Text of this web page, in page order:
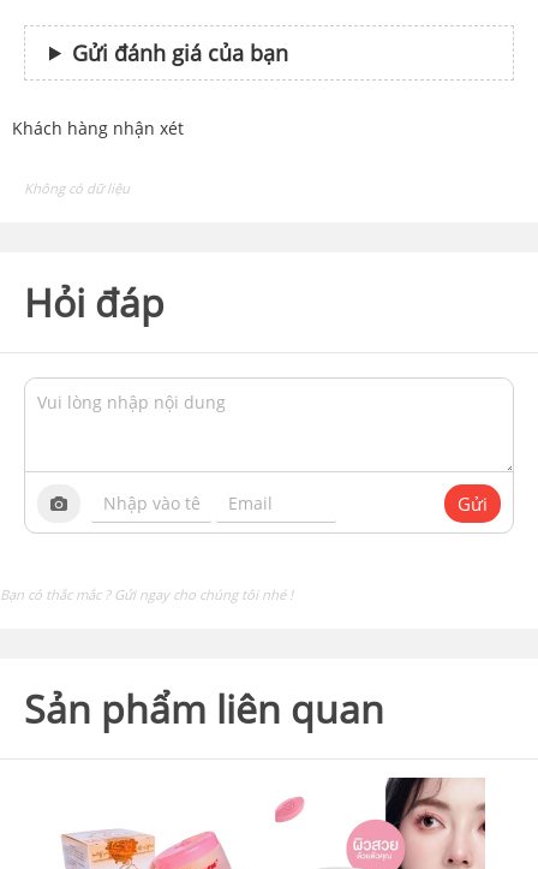
Gửi đánh giá của bạn
Khách hàng nhận xét
Không có dữ liệu
Hỏi đáp
Gửi
Bạn có thắc mắc ? Gửi ngay cho chúng tôi nhé !
Sản phẩm liên quan